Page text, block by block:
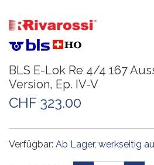
BLS E-Lok Re 4/4 167
Version, Ep. IV-V
CHF 323.00
Verfügbar: Ab Lager, werkseitig